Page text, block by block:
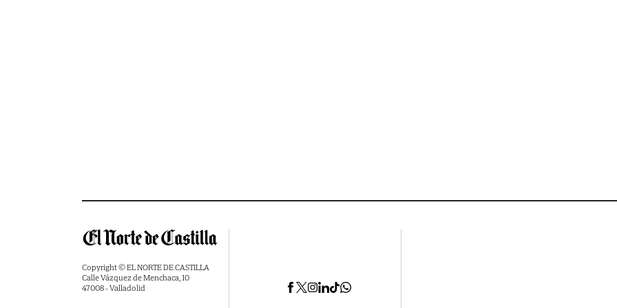
Copyright © EL NORTE DE CASTILLA
Calle Vázquez de Menchaca, 10
47008 - Valladolid